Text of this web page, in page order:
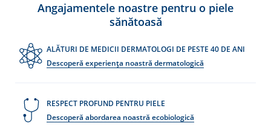
Angajamentele noastre pentru o piele
sănătoasă
ALĂTURI DE MEDICII DERMATOLOGI DE PESTE 40 DE ANI
Descoperă experiența noastră dermatologică
RESPECT PROFUND PENTRU PIELE
Descoperă abordarea noastră ecobiologică